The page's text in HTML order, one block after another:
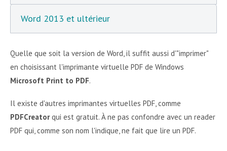
Word 2013 et ultérieur
Quelle que soit la version de Word, il suffit aussi d'"imprimer"
en choisissant l'imprimante virtuelle PDF de Windows
Microsoft Print to PDF.
Il existe d'autres imprimantes virtuelles PDF, comme
PDFCreatorqui est gratuit. À ne pas confondre avec un reader
PDF qui, comme son nom l'indique, ne fait que lire un PDF.